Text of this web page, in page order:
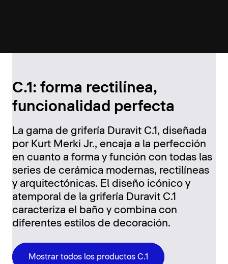
C.1: forma rectilínea,
funcionalidad perfecta
La gama de grifería Duravit C.1, diseñada
por Kurt Merki Jr., encaja a la perfección
en cuanto a forma y función con todas las
series de cerámica modernas, rectilíneas
y arquitectónicas. El diseño icónico y
atemporal de la grifería Duravit C.1
caracteriza el baño y combina con
diferentes estilos de decoración.
Mostrar todos los productos C.1